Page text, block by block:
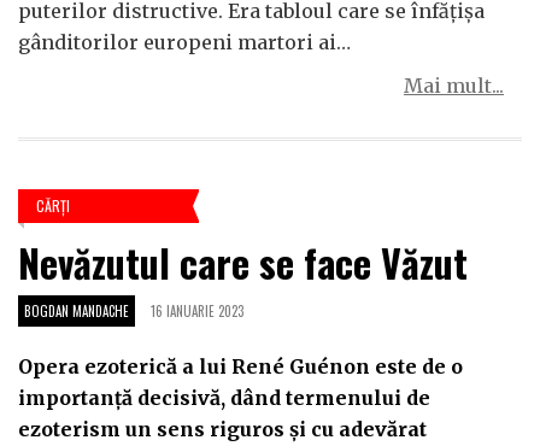
puterilor distructive. Era tabloul care se înfățișa
gânditorilor europeni martori ai…
Mai mult...
CĂRŢI
Nevăzutul care se face Văzut
BOGDAN MANDACHE 16 IANUARIE 2023
Opera ezoterică a lui René Guénon este de o
importanță decisivă, dând termenului de
ezoterism un sens riguros și cu adevărat